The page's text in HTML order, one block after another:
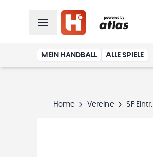
MEIN HANDBALL ALLE SPIELE
Home Vereine SF